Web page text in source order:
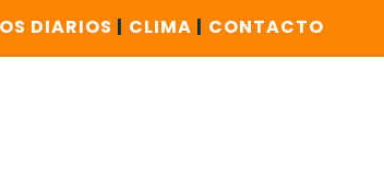
DIARIOS | CLIMA | CONTACTO